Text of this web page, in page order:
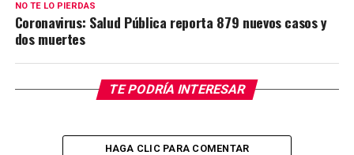
NO TE LO PIERDAS
Coronavirus: Salud Pública reporta 879 nuevos casos y
dos muertes
TE PODRÍA INTERESAR
HAGA CLIC PARA COMENTAR